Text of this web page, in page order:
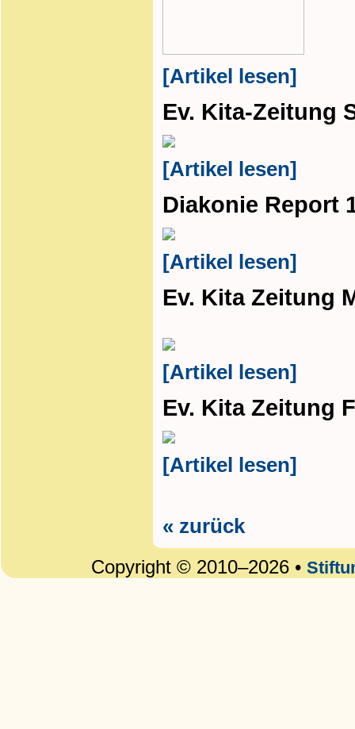
[Artikel lesen]
Ev. Kita-Zeitung
[Artikel lesen]
Diakonie Report
[Artikel lesen]
Ev. Kita Zeitung
[Artikel lesen]
Ev. Kita Zeitung
[Artikel lesen]
« zurück
Copyright © 2010–2026 •